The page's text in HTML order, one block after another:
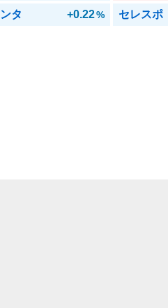
タ +0.22% セレスポ